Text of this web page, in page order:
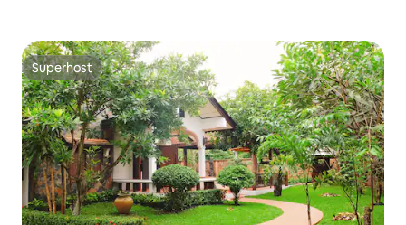
Superhost
Superhost